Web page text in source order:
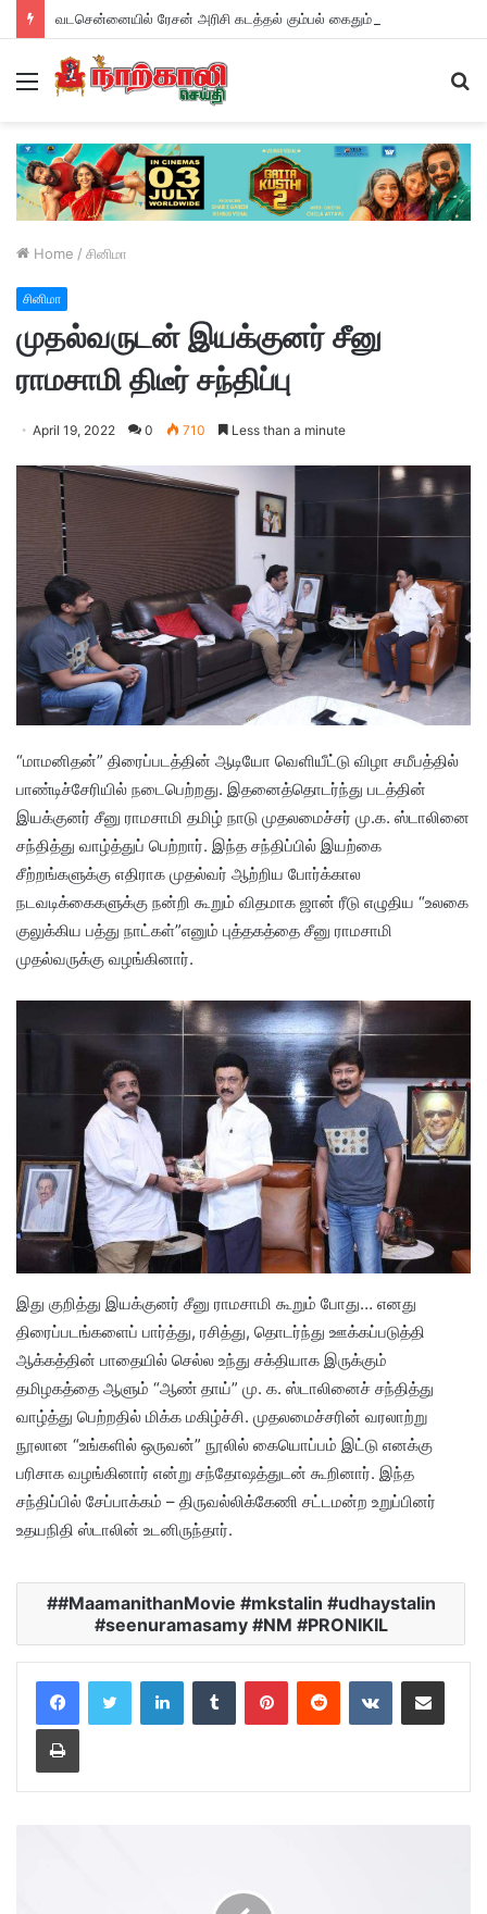
Menu
Home / சினிமா
சினிமா
முதல்வருடன் இயக்குனர் சீனு
ராமசாமி திடீர் சந்திப்பு
April 19, 2022 0 710 Less than a minute
“மாமனிதன்” திரைப்படத்தின் ஆடியோ வெளியீட்டு விழா சமீபத்தில்
பாண்டிச்சேரியில் நடைபெற்றது. இதனைத்தொடர்ந்து படத்தின்
இயக்குனர் சீனு ராமசாமி தமிழ் நாடு முதலமைச்சர் மு.க. ஸ்டாலினை
சந்தித்து வாழ்த்துப் பெற்றார். இந்த சந்திப்பில் இயற்கை
சீற்றங்களுக்கு எதிராக முதல்வர் ஆற்றிய போர்க்கால
நடவடிக்கைகளுக்கு நன்றி கூறும் விதமாக ஜான் ரீடு எழுதிய “உலகை
குலுக்கிய பத்து நாட்கள்”எனும் புத்தகத்தை சீனு ராமசாமி
முதல்வருக்கு வழங்கினார்.
இது குறித்து இயக்குனர் சீனு ராமசாமி கூறும் போது… எனது
திரைப்படங்களைப் பார்த்து, ரசித்து, தொடர்ந்து ஊக்கப்படுத்தி
ஆக்கத்தின் பாதையில் செல்ல உந்து சக்தியாக இருக்கும்
தமிழகத்தை ஆளும் “ஆண் தாய்” மு. க. ஸ்டாலினைச் சந்தித்து
வாழ்த்து பெற்றதில் மிக்க மகிழ்ச்சி. முதலமைச்சரின் வரலாற்று
நூலான “உங்களில் ஒருவன்” நூலில் கையொப்பம் இட்டு எனக்கு
பரிசாக வழங்கினார் என்று சந்தோஷத்துடன் கூறினார். இந்த
சந்திப்பில் சேப்பாக்கம் – திருவல்லிக்கேணி சட்டமன்ற உறுப்பினர்
உதயநிதி ஸ்டாலின் உடனிருந்தார்.
#MaamanithanMovie #mkstalin #udhaystalin
#seenuramasamy #NM #PRONIKIL
LinkedInTumblr PinterestReddit VKontakteShare via Email
Print